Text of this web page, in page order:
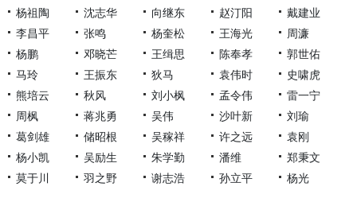
杨祖陶
沈志华 向继东 赵汀阳
戴建业
李昌平
张鸣 杨奎松 王海光
周濂
杨鹏
邓晓芒 王缉思 陈奉孝
郭世佑
马玲
王振东 狄马 袁伟时
史啸虎
熊培云
秋风 刘小枫 孟令伟
雷一宁
周枫
蒋兆勇 吴伟 沙叶新
刘瑜
葛剑雄
储昭根 吴稼祥 许之远
袁刚
杨小凯
吴励生 朱学勤 潘维
郑秉文
莫于川
羽之野 谢志浩 孙立平 杨光